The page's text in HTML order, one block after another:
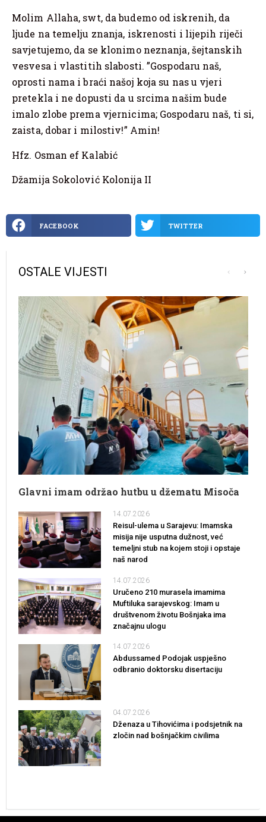
Molim Allaha, swt, da budemo od iskrenih, da
ljude na temelju znanja, iskrenosti i lijepih riječi
savjetujemo, da se klonimo neznanja, šejtanskih
vesvesa i vlastitih slabosti. ”Gospodaru naš,
oprosti nama i braći našoj koja su nas u vjeri
pretekla i ne dopusti da u srcima našim bude
imalo zlobe prema vjernicima; Gospodaru naš, ti si,
zaista, dobar i milostiv!” Amin!
Hfz. Osman ef Kalabić
Džamija Sokolović Kolonija II
FACEBOOK TWITTER
OSTALE VIJESTI
Glavni imam održao hutbu u džematu Misoča
14.07.2026
Reisul-ulema u Sarajevu: Imamska
misija nije usputna dužnost, već
temeljni stub na kojem stoji i opstaje
naš narod
14.07.2026
Uručeno 210 murasela imamima
Muftiluka sarajevskog: Imam u
društvenom životu Bošnjaka ima
značajnu ulogu
14.07.2026
Abdussamed Podojak uspješno
odbranio doktorsku disertaciju
04.07.2026
Dženaza u Tihovićima i podsjetnik na
zločin nad bošnjačkim civilima